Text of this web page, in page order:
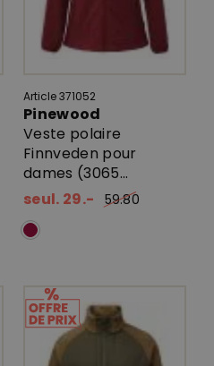
Article 371052
Pinewood
Veste polaire
Finnveden pour
dames (3065...
seul. 29.-
59.80